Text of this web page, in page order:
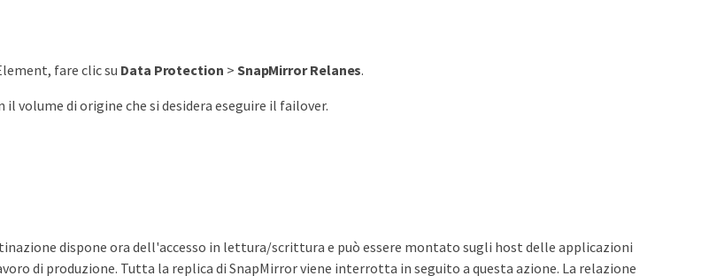
fare clic su Data Protection > SnapMirror Relanes.
il volume di origine che si desidera eseguire il failover.
dispone ora dell'accesso in lettura/scrittura e può essere montato sugli host delle applicazioni
di produzione. Tutta la replica di SnapMirror viene interrotta in seguito a questa azione. La relazione